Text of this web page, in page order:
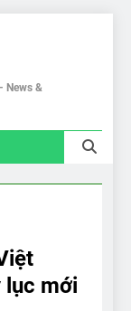
News &
lục mới